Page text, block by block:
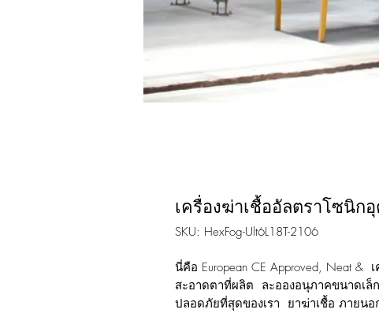
เครื่องฆ่าเชื้ออัลตราโซนิก
SKU: HexFog-Ult6L18T-2106
นี่คือ European CE Approved, Neat &
สะอาดตาที่ผลิต ละอองอนุภาคขนาดเล็
ปลอดภัยที่สุดของเรา ยาฆ่าเชื้อ ภายน